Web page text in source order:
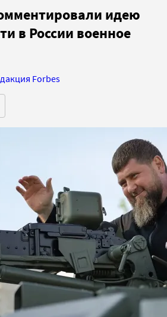
идею
в России военное
Forbes